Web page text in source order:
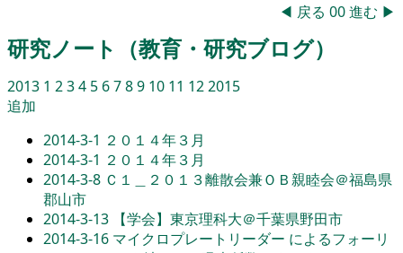
◀ 戻る 00進む ▶
研究ノート（教育・研究ブログ）
2013 1 234 5 6789 10 11 122015
追加
2014-3-1 ２０１４年３月
2014-3-1 ２０１４年３月
2014-3-8 Ｃ１＿２０１３離散会兼ＯＢ親睦会＠福島県
郡山市
2014-3-13
【学会】東京理科大＠千葉県野田市
2014-3-16 マイクロプレートリーダー によるフォーリ